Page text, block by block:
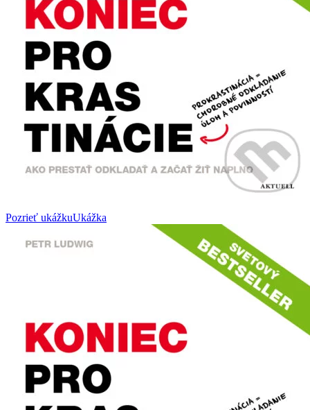
Pozrieť ukážkuUkážka